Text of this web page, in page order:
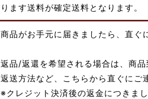
ります送料が確定送料となります。
商品がお手元に届きましたら、直ぐ
返品/返還を希望される場合は、商
返送方法など、こちらから直ぐにご
※クレジット決済後の返金につきま